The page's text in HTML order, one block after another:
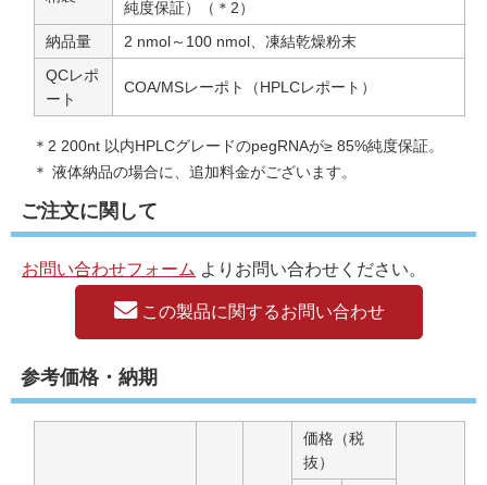
純度保証）（＊2）
納品量
2 nmol～100 nmol、凍結乾燥粉末
QCレポ
ート
COA/MSレーポト（HPLCレポート）
＊2 200nt 以内HPLCグレードのpegRNAが≥ 85%純度保証。
＊ 液体納品の場合に、追加料金がございます。
ご注文に関して
お問い合わせフォーム よりお問い合わせください。
この製品に関するお問い合わせ
参考価格・納期
価格（税
抜）